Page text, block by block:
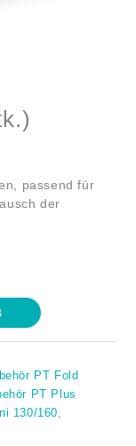
passend für
der
PT Fold
PT Plus
130/160